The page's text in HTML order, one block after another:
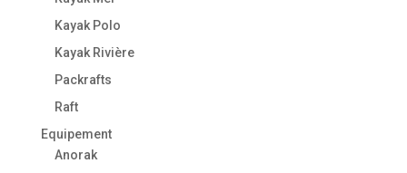
Kayak Polo
Kayak Rivière
Packrafts
Raft
Equipement
Anorak